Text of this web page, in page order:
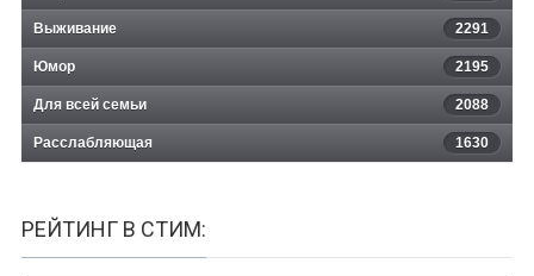
Выживание 2291
Юмор 2195
Для всей семьи 2088
Расслабляющая 1630
РЕЙТИНГ В СТИМ: